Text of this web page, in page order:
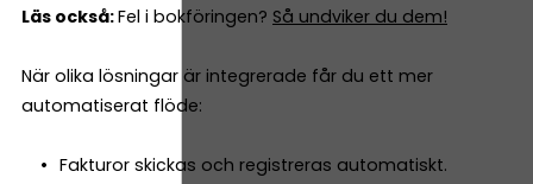
Läs också:Fel i bokföringen? Så undviker du dem!
När olika lösningar är integrerade får du ett mer
automatiserat flöde:
Fakturor skickas och registreras automatiskt.